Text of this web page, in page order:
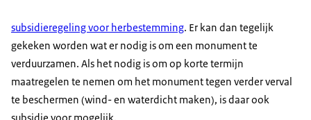
subsidieregeling voor herbestemming. Er kan dan tegelijk
gekeken worden wat er nodig is om een monument te
verduurzamen. Als het nodig is om op korte termijn
maatregelen te nemen om het monument tegen verder verval
te beschermen (wind- en waterdicht maken), is daar ook